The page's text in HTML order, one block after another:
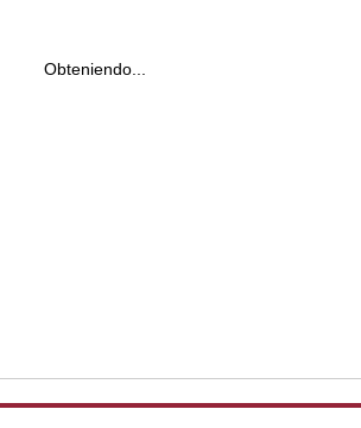
Obteniendo...